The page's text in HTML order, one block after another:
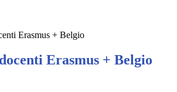
Erasmus + Belgio
Erasmus + Belgio